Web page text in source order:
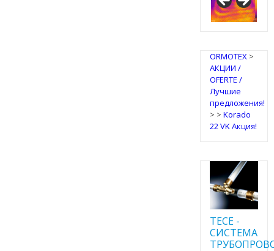
ORMOTEX>
АКЦИИ /
OFERTE /
Лучшие
предложения!
> > Korado
22 VK Акция!
TECE -
CИСТЕМА